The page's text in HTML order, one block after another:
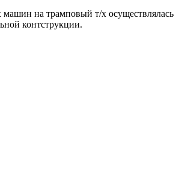
на трамповый т/х осуществлялась
контструкции.